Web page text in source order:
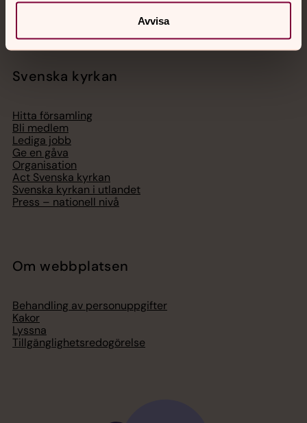
Avvisa
Telefon 112
Svenska kyrkan
Hitta församling
Bli medlem
Lediga jobb
Ge en gåva
Organisation
Act Svenska kyrkan
Svenska kyrkan i utlandet
Press – nationell nivå
Om webbplatsen
Behandling av personuppgifter
Kakor
Lyssna
Tillgänglighetsredogörelse